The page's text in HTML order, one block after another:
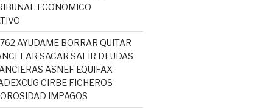
ECONOMICO
AYUDAME BORRAR QUITAR
SACAR SALIR DEUDAS
ASNEF EQUIFAX
CIRBE FICHEROS
IMPAGOS